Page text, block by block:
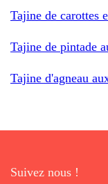
Tajine de carottes
Tajine de pintade
Tajine d'agneau
Suivez nous !